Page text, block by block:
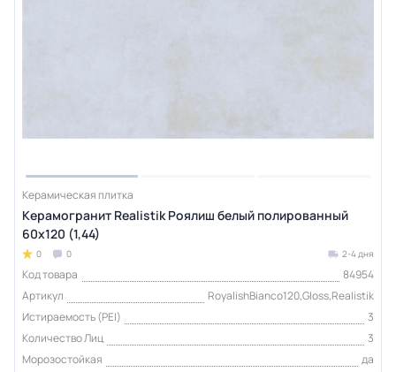
Керамическая плитка
Керамогранит Realistik Роялиш белый полированный
60x120 (1,44)
0 0 2-4 дня
Код товара
84954
Артикул
RoyalishBianco120,Gloss,Realistik
Истираемость (PEI)
3
Количество Лиц
3
Морозостойкая
да